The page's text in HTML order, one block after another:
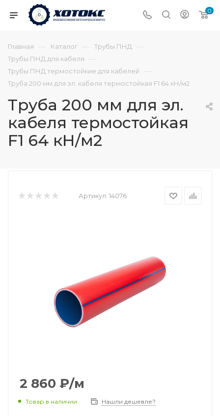
0
Главная — Каталог — Трубы ПНД —
Трубы ПНД для кабеля —
Трубы ПНД термостойкие для кабелей —
Труба 200 мм для эл. кабеля термостойкая F1 64 кН/м2
Труба 200 мм для эл.
кабеля термостойкая
F1 64 кН/м2
Артикул: 14076
2 860 ₽/м
Товар в наличии Нашли дешевле?